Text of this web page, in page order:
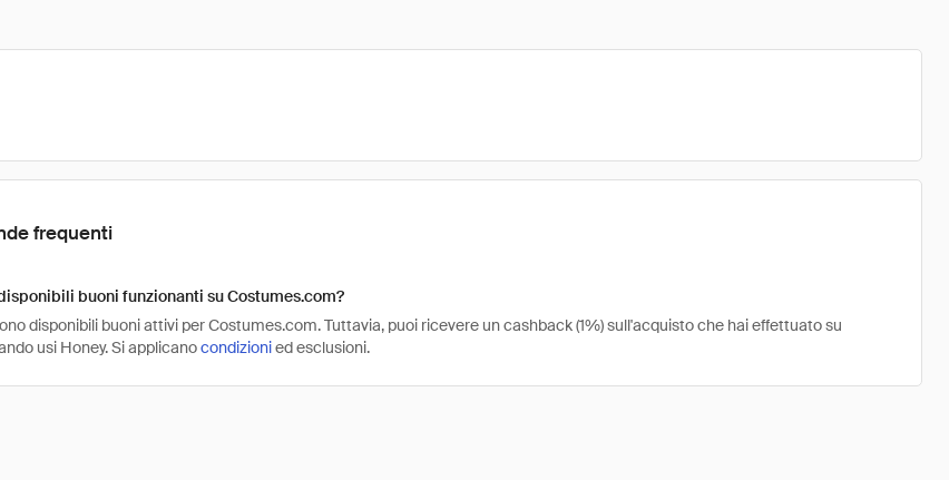
frequenti
buoni funzionanti su Costumes.com?
disponibili buoni attivi per Costumes.com. Tuttavia, puoi ricevere un cashback (1%) sull'acquisto che hai effettuato su
usi Honey. Si applicanocondizionied esclusioni.